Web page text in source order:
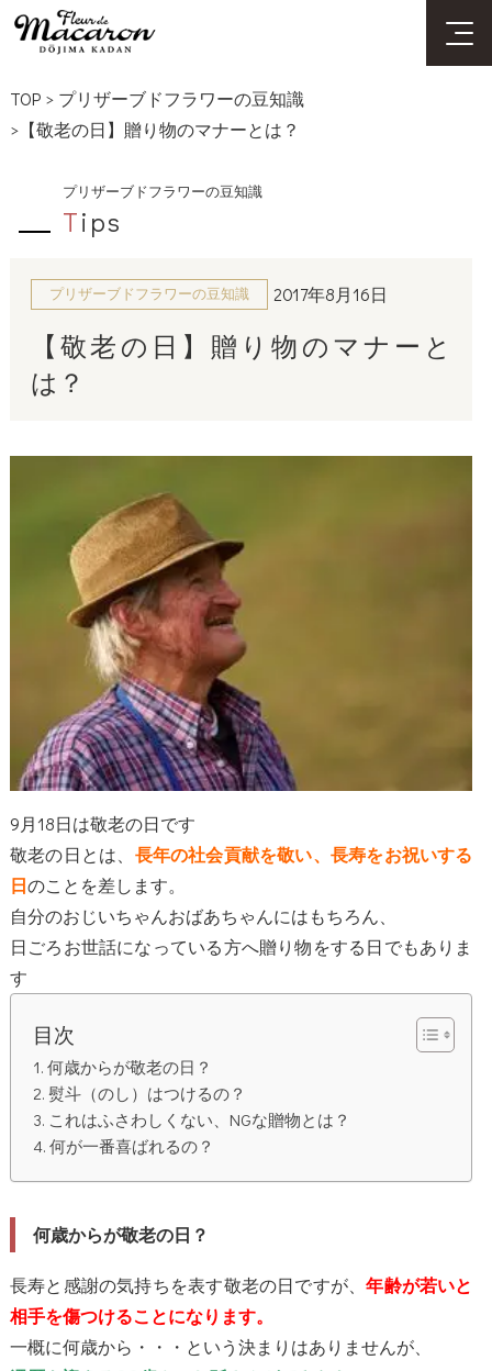
TOP> プリザーブドフラワーの豆知識
>【敬老の日】贈り物のマナーとは？
プリザーブドフラワーの豆知識
Tips
プリザーブドフラワーの豆知識 2017年8月16日
【敬老の日】贈り物のマナーと
は？
9月18日は敬老の日です
敬老の日とは、 長年の社会貢献を敬い、 長寿をお祝いする
日のことを差します。
自分のおじいちゃんおばあちゃんにはもちろん、
日ごろお世話になっている方へ贈り物をする日でもありま
す
目次
何歳からが敬老の日？
熨斗（のし）はつけるの？
これはふさわしくない、NGな贈物とは？
何が一番喜ばれるの？
何歳からが敬老の日？
長寿と感謝の気持ちを表す敬老の日ですが、年齢が若いと
相手を傷つけることになります。
一概に何歳から・・・という決まりはありませんが、